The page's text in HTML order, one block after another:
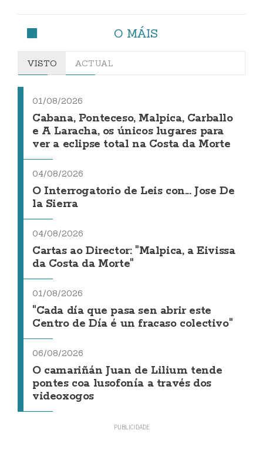
O MÁIS
VISTO ACTUAL
01/08/2026
Cabana, Ponteceso, Malpica, Carballo
e A Laracha, os únicos lugares para
ver a eclipse total na Costa da Morte
04/08/2026
O Interrogatorio de Leis con... Jose De
la Sierra
04/08/2026
Cartas ao Director: "Malpica, a Eivissa
da Costa da Morte"
01/08/2026
"Cada día que pasa sen abrir este
Centro de Día é un fracaso colectivo"
06/08/2026
O camariñán Juan de Lilium tende
pontes coa lusofonía a través dos
videoxogos